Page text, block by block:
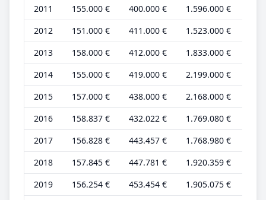
2011
155.000 € 400.000 € 1.596.000 €
2012
151.000 € 411.000 € 1.523.000 €
2013
158.000 € 412.000 € 1.833.000 €
2014
155.000 € 419.000 € 2.199.000 €
2015
157.000 € 438.000 € 2.168.000 €
2016
158.837 € 432.022 € 1.769.080 €
2017
156.828 € 443.457 € 1.768.980 €
2018
157.845 € 447.781 € 1.920.359 €
2019
156.254 € 453.454 € 1.905.075 €